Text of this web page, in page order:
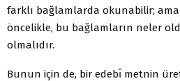
farklı bağlamlarda okunabilir;
öncelikle, bu bağlamların neler
olmalıdır.
Bunun için de, bir edebı̂ metnin